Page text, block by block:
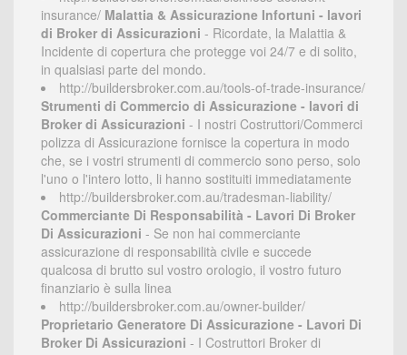
insurance/ Malattia & Assicurazione Infortuni - lavori
di Broker di Assicurazioni - Ricordate, la Malattia &
Incidente di copertura che protegge voi 24/7 e di solito,
in qualsiasi parte del mondo.
http://buildersbroker.com.au/tools-of-trade-insurance/
Strumenti di Commercio di Assicurazione - lavori di
Broker di Assicurazioni - I nostri Costruttori/Commerci
polizza di Assicurazione fornisce la copertura in modo
che, se i vostri strumenti di commercio sono perso, solo
l'uno o l'intero lotto, li hanno sostituiti immediatamente
http://buildersbroker.com.au/tradesman-liability/
Commerciante Di Responsabilità - Lavori Di Broker
Di Assicurazioni - Se non hai commerciante
assicurazione di responsabilità civile e succede
qualcosa di brutto sul vostro orologio, il vostro futuro
finanziario è sulla linea
http://buildersbroker.com.au/owner-builder/
Proprietario Generatore Di Assicurazione - Lavori Di
Broker Di Assicurazioni - I Costruttori Broker di